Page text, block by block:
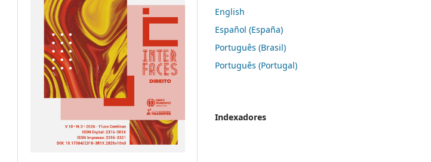
English
Español (España)
Português (Brasil)
Português (Portugal)
Indexadores